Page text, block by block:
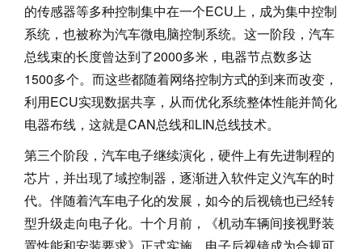
的传感器等多种控制集中在一个ECU上，成为集中控制
系统，也被称为汽车微电脑控制系统。这一阶段，汽车
总线束的长度曾达到了2000多米，电器节点数多达
1500多个。而这些都随着网络控制方式的到来而改变，
利用ECU实现数据共享，从而优化系统整体性能并简化
电器布线，这就是CAN总线和LIN总线技术。
第三个阶段，汽车电子继续演化，硬件上有先进制程的
芯片，并出现了域控制器，逐渐进入软件定义汽车的时
代。伴随着汽车电子化的发展，如今的后视镜也已经转
型升级走向电子化。十个月前，《机动车辆间接视野装
置性能和安装要求》正式实施，电子后视镜成为合规可